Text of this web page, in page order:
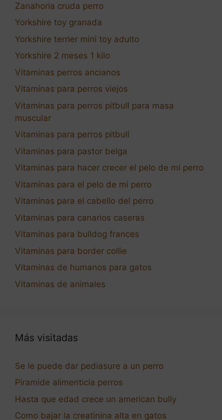
Zanahoria cruda perro
Yorkshire toy granada
Yorkshire terrier mini toy adulto
Yorkshire 2 meses 1 kilo
Vitaminas perros ancianos
Vitaminas para perros viejos
Vitaminas para perros pitbull para masa
muscular
Vitaminas para perros pitbull
Vitaminas para pastor belga
Vitaminas para hacer crecer el pelo de mi perro
Vitaminas para el pelo de mi perro
Vitaminas para el cabello del perro
Vitaminas para canarios caseras
Vitaminas para bulldog frances
Vitaminas para border collie
Vitaminas de humanos para gatos
Vitaminas de animales
Más visitadas
Se le puede dar pediasure a un perro
Piramide alimenticia perros
Hasta que edad crece un american bully
Como bajar la creatinina alta en gatos